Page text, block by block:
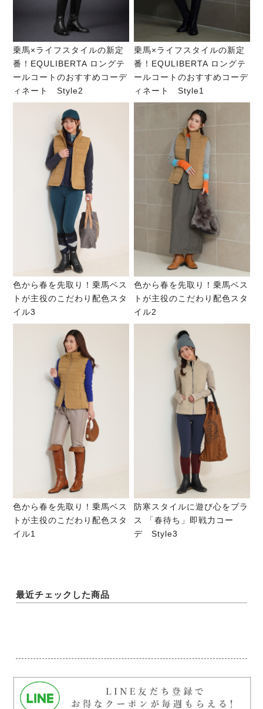
乗馬×ライフスタイルの新定
番！EQULIBERTA ロングテ
ールコートのおすすめコーデ
ィネート Style2
乗馬×ライフスタイルの新定
番！EQULIBERTA ロングテ
ールコートのおすすめコーデ
ィネート Style1
色から春を先取り！乗馬ベス
トが主役のこだわり配色スタ
イル3
色から春を先取り！乗馬ベス
トが主役のこだわり配色スタ
イル2
色から春を先取り！乗馬ベス
トが主役のこだわり配色スタ
イル1
防寒スタイルに遊び心をプラ
ス 「春待ち」即戦力コー
デ Style3
最近チェックした商品